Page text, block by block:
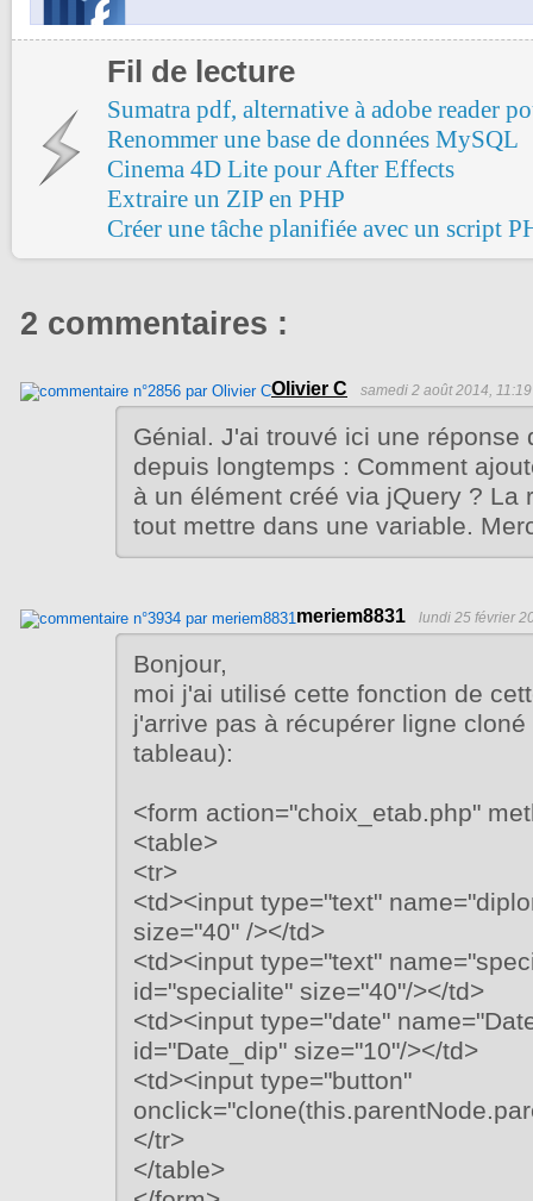
Fil de lecture
Sumatra pdf, alternative à adobe reader
Renommer une base de données MySQL
Cinema 4D Lite pour After Effects
Extraire un ZIP en PHP
Créer une tâche planifiée avec un script
2 commentaires :
Olivier C samedi 2 août 2014, 11:19
Génial. J'ai trouvé ici une réponse
depuis longtemps : Comment
à un élément créé via jQuery ? La
tout mettre dans une variable.
meriem8831 lundi 25 février
Bonjour,
moi j'ai utilisé cette fonction de
j'arrive pas à récupérer ligne
tableau):
<form action="choix_etab.php"
<table>
<tr>
<td><input type="text"
size="40" /></td>
<td><input type="text"
id="specialite" size="40"/></td>
<td><input type="date"
id="Date_dip" size="10"/></td>
<td><input type="button"
</tr>
</table>